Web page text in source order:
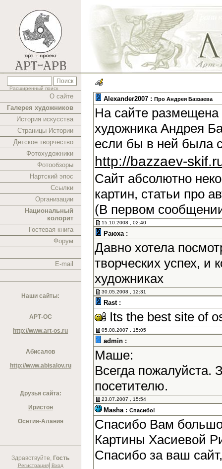
Расширенный поиск
О сайте
Галерея художников
История искусства
Страницы Истории
Детское творчество
Фотохудожники
Фотообзоры
Нартский эпос
Ссылки
Организации
Национальный
колорит
Гостевая книга
Форум
E-mail
Наши сайты:
АРТ-ОС
http://www.art-os.ru
Абисалов
http://www.abisalov.ru
Друзья сайта:
Иристон
Осетия-Алания
Здравствуйте, Гость
Регистрация| Вход
Alexander2007 : Про Андрея Баззаева
На сайте размещена
художника Андрея
если бы в ней была
http://bazzaev-
Сайт абсолютно
картин, статьи про
(В первом
15.10.2008 , 02:40
Раюха :
Давно хотела
творческих успех,
художниках
30.05.2008 , 12:31
Rast :
Its the best site of
05.08.2007 , 15:05
admin :
Маше:
Всегда
посетителю.
23.07.2007 , 15:54
Masha : Спасибо!
Спасибо Вам
Картины Хасиевой
Спасибо за ваш